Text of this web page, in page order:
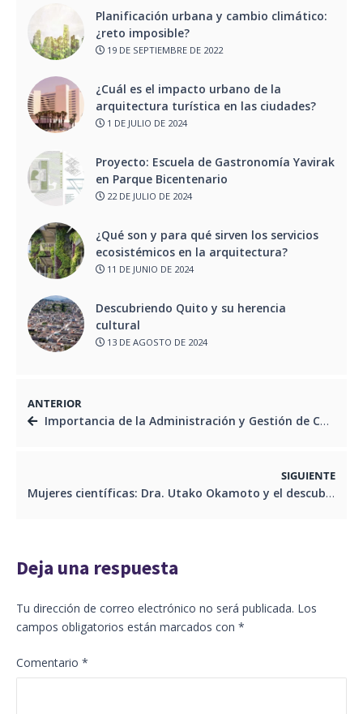
Planificación urbana y cambio climático:
¿reto imposible?
19 DE SEPTIEMBRE DE 2022
¿Cuál es el impacto urbano de la
arquitectura turística en las ciudades?
1 DE JULIO DE 2024
Proyecto: Escuela de Gastronomía Yavirak
en Parque Bicentenario
22 DE JULIO DE 2024
¿Qué son y para qué sirven los servicios
ecosistémicos en la arquitectura?
11 DE JUNIO DE 2024
Descubriendo Quito y su herencia
cultural
13 DE AGOSTO DE 2024
ANTERIOR
Importancia de la Administración y Gestión de Costos en el Proyecto Edificatorio
SIGUIENTE
Mujeres científicas: Dra. Utako Okamoto y el descubrimiento del ácido tranexámico
Deja una respuesta
Tu dirección de correo electrónico no será publicada. Los
campos obligatorios están marcados con *
Comentario *